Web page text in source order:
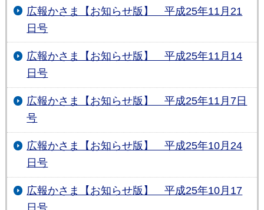
広報かさま【お知らせ版】 平成25年11月21
日号
広報かさま【お知らせ版】 平成25年11月14
日号
広報かさま【お知らせ版】 平成25年11月7日
号
広報かさま【お知らせ版】 平成25年10月24
日号
広報かさま【お知らせ版】 平成25年10月17